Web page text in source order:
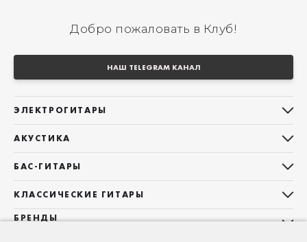
Добро пожаловать в Клуб!
НАШ TELEGRAM КАНАЛ
ЭЛЕКТРОГИТАРЫ
Telecaster
Les Paul
Superstrat
АКУСТИКА
Фолки (ОМ, 000, 00)
Гранд Аудиториум
БАС-ГИТАРЫ
Precision Bass
КЛАССИЧЕСКИЕ ГИТАРЫ
Все классические гитары
БРЕНДЫ